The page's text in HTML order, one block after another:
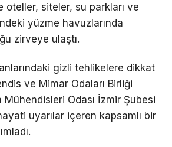
oteller, siteler, su parkları ve
yüzme havuzlarında
zirveye ulaştı.
gizli tehlikelere dikkat
ve Mimar Odaları Birliği
Mühendisleri Odası İzmir Şubesi
uyarılar içeren kapsamlı bir